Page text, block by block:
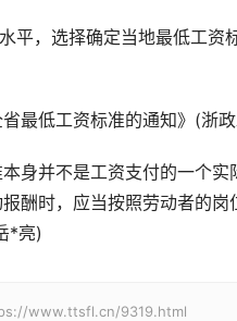
平，选择确定当地最低工资
最低工资标准的通知》(浙
身并不是工资支付的一个
酬时，应当按照劳动者的
*亮)
www.ttsfl.cn/9319.html